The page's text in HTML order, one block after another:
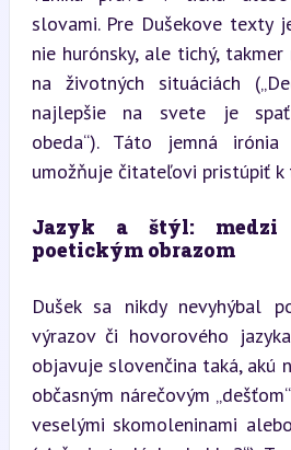
slovami. Pre Dušekove texty
nie hurónsky, ale tichý, takmer
na životných situáciách
najlepšie na svete je
obeda“). Táto jemná
umožňuje čitateľovi pristúpiť k
Jazyk a štýl:
poetickým obrazom
Dušek sa nikdy nevyhýbal
výrazov či hovorového
objavuje slovenčina taká, akú
občasným nárečovým
veselými skomoleninami